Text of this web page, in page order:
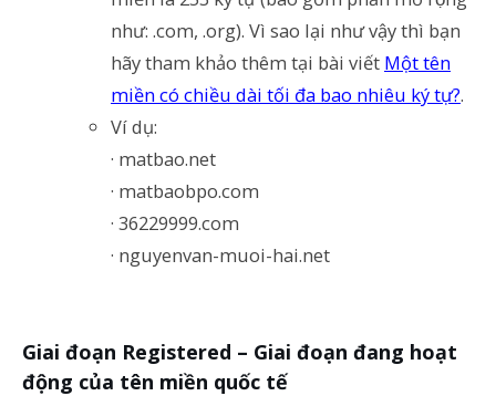
như: .com, .org). Vì sao lại như vậy thì bạn
hãy tham khảo thêm tại bài viết Một tên
miền có chiều dài tối đa bao nhiêu ký tự?.
Ví dụ:
· matbao.net
· matbaobpo.com
· 36229999.com
· nguyenvan-muoi-hai.net
Giai đoạn Registered – Giai đoạn đang hoạt
động của tên miền quốc tế